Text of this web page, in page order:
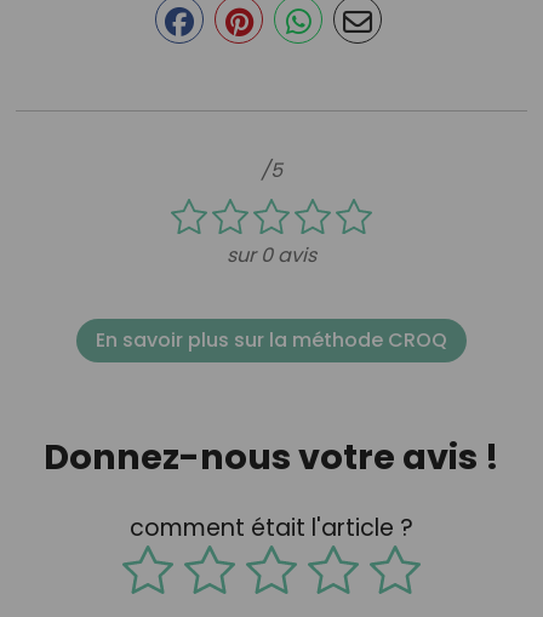
/5
sur 0 avis
En savoir plus sur la méthode CROQ
Donnez-nous votre avis !
comment était l'article ?